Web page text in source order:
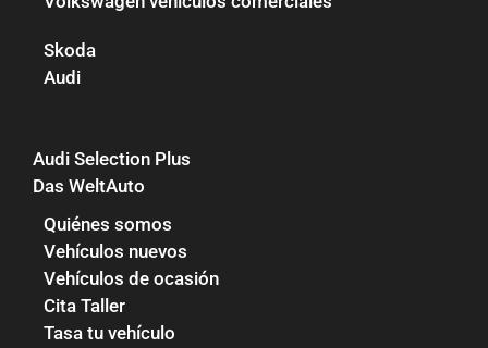
Skoda
Audi
Audi Selection Plus
Das WeltAuto
Quiénes somos
Vehículos nuevos
Vehículos de ocasión
Cita Taller
Tasa tu vehículo